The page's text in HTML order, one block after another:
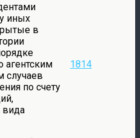
иных
в
агентским
случаев
по счету
вида
1814